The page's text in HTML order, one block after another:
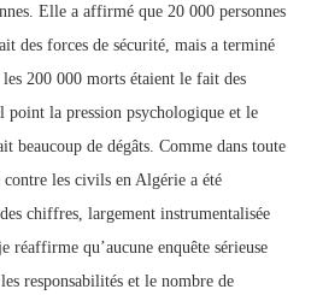
Elle a affirmé que 20 000 personnes
des forces de sécurité, mais a terminé
200 000 morts étaient le fait des
point la pression psychologique et le
beaucoup de dégâts. Comme dans toute
les civils en Algérie a été
chiffres, largement instrumentalisée
qu’aucune enquête sérieuse
responsabilités et le nombre de